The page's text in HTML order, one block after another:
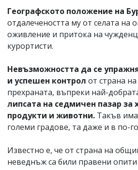
Географското положение на
отдалечеността му от селата на
оживление и притока на
курортисти.
Невъзможността да се
и успешен контрол от страна
прехраната, въпреки най-
липсата на седмичен пазар за
продукти и животни. Такъв
големи градове, та даже и в по-
Известно е, че от страна на
неведнъж са били правени